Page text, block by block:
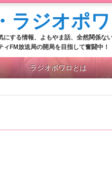
にする情報、よもやま話、全然関係な
ィFM放送局の開局を目指して奮闘中！
ラジオポワロとは